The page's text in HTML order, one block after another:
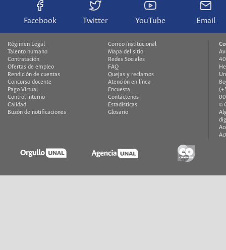
Facebook Twitter YouTube Email
Régimen Legal
Talento humano
Contratación
Ofertas de empleo
Rendición de cuentas
Concurso docente
Pago Virtual
Control interno
Calidad
Buzón de notificaciones
Correo institucional
Mapa del sitio
Redes Sociales
FAQ
Quejas y reclamos
Atención en línea
Encuesta
Contáctenos
Estadísticas
Glosario
©